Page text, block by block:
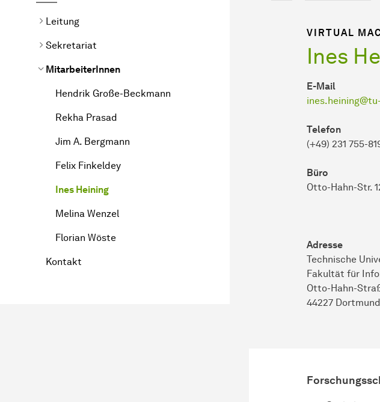
Leitung
Sekretariat
MitarbeiterInnen
Hendrik Große-Beckmann
Rekha Prasad
Jim A. Bergmann
Felix Finkeldey
Ines Heining
Melina Wenzel
Florian Wöste
Kontakt
VIRTUAL
Ines
E-Mail
Telefon
(+49) 231 755-
Büro
Otto-Hahn-Str.
Adresse
Technische
Fakultät für
Otto-Hahn-
44227 Dortmund